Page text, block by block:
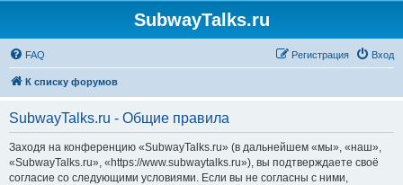
SubwayTalks.ru
FAQ Вход
Регистрация
К списку форумов
SubwayTalks.ru - Общие правила
Заходя на конференцию «SubwayTalks.ru» (в дальнейшем «мы», «наш»,
«SubwayTalks.ru», «https://www.subwaytalks.ru»), вы подтверждаете своё
согласие со следующими условиями. Если вы не согласны с ними,